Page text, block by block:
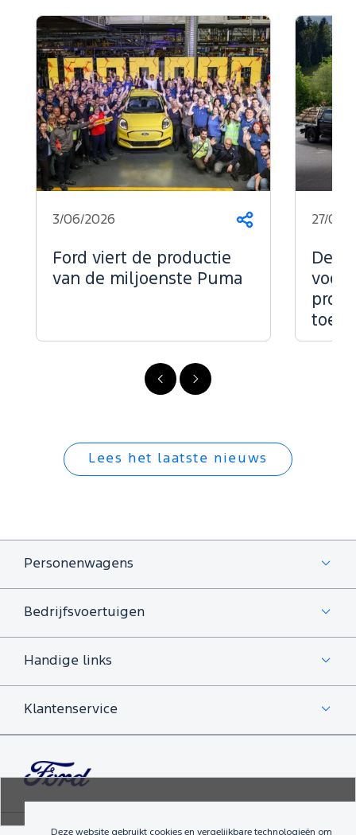
Volgende
Vorige
Deel
3/06/2026
Ford viert de productie
van de miljoenste Puma
27/05/
De
voor
Lees het laatste nieuws
Personenwagens
Bedrijfsvoertuigen
Handige links
Klantenservice
Deze website gebruikt cookies en vergelijkbare technologieën om